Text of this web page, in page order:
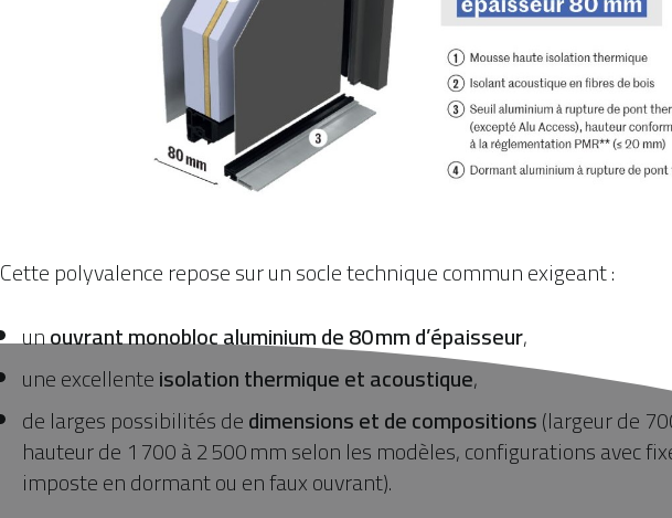
Cette polyvalence repose sur un socle technique commun exigeant :
unouvrant monobloc aluminium de 80mm d’épaisseur,
une excellenteisolation thermique et acoustique,
de larges possibilités dedimensions et de compositions(largeur de
hauteur de 1 700 à 2 500 mm selon les modèles, configurations avec
imposte en dormant ou en faux ouvrant).